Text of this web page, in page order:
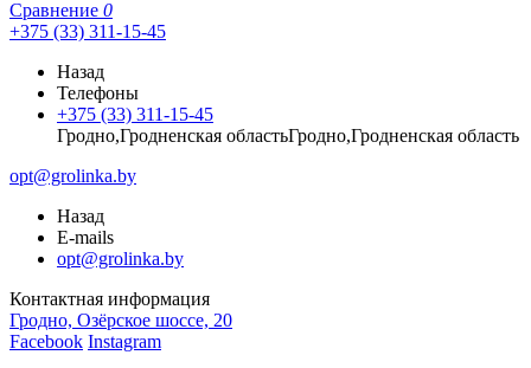
Сравнение 0
+375 (33) 311-15-45
Назад
Телефоны
+375 (33) 311-15-45
Гродно,Гродненская областьГродно,Гродненская область
opt@grolinka.by
Назад
E-mails
opt@grolinka.by
Контактная информация
Гродно, Озёрское шоссе, 20
Facebook Instagram